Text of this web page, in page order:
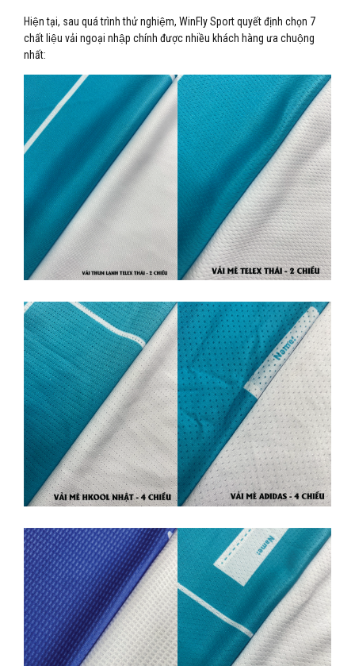
Hiện tại, sau quá trình thử nghiệm, WinFly Sport quyết định chọn 7
chất liệu vải ngoại nhập chính được nhiều khách hàng ưa chuộng
nhất: